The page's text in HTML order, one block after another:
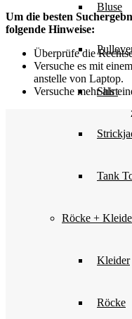
Bluse
Shirt
Tank
Röcke +
Kleider
Röcke
Um die besten
folgende Hinweise:
Überprüfe die
Versuche es mit
anstelle von Laptop.
Versuche mehr als